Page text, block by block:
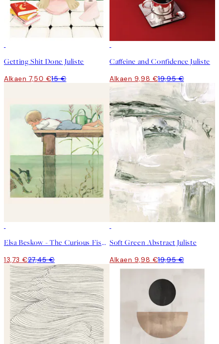
Getting Shit Done Juliste
Alkaen 7,50 €15 €
Caffeine and Confidence Juliste
Alkaen 9,98 €19,95 €
Elsa Beskow - The Curious Fish Juliste
13,73 €27,45 €
Soft Green Abstract Juliste
Alkaen 9,98 €19,95 €